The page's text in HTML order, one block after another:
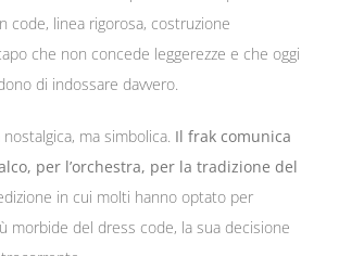
code, linea rigorosa, costruzione
che non concede leggerezze e che oggi
di indossare davvero.
ma simbolica. Il frak comunica
per l’orchestra, per la tradizione del
in cui molti hanno optato per
morbide del dress code, la sua decisione